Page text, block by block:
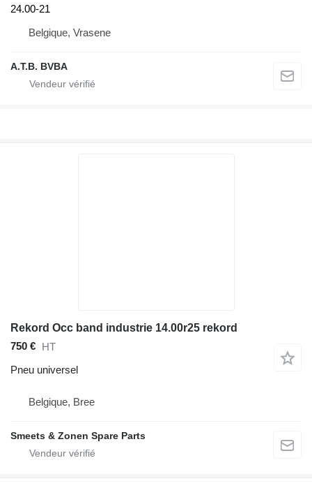
24.00-21
Belgique, Vrasene
A.T.B. BVBA
Rekord Occ band industrie 14.00r25 rekord
750 € HT
Pneu universel
Belgique, Bree
Smeets & Zonen Spare Parts